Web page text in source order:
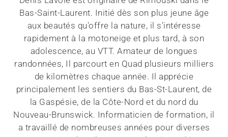
Bas-Saint-Laurent. Initié dès son plus jeune âge
aux beautés qu'offre la nature, il s'intéresse
rapidement à la motoneige et plus tard, à son
adolescence, au VTT. Amateur de longues
randonnées, Il parcourt en Quad plusieurs milliers
de kilomètres chaque année. Il apprécie
principalement les sentiers du Bas-St-Laurent, de
la Gaspésie, de la Côte-Nord et du nord du
Nouveau-Brunswick. Informaticien de formation, il
a travaillé de nombreuses années pour diverses